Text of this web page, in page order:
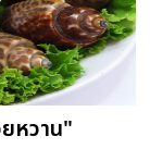
หวาน"